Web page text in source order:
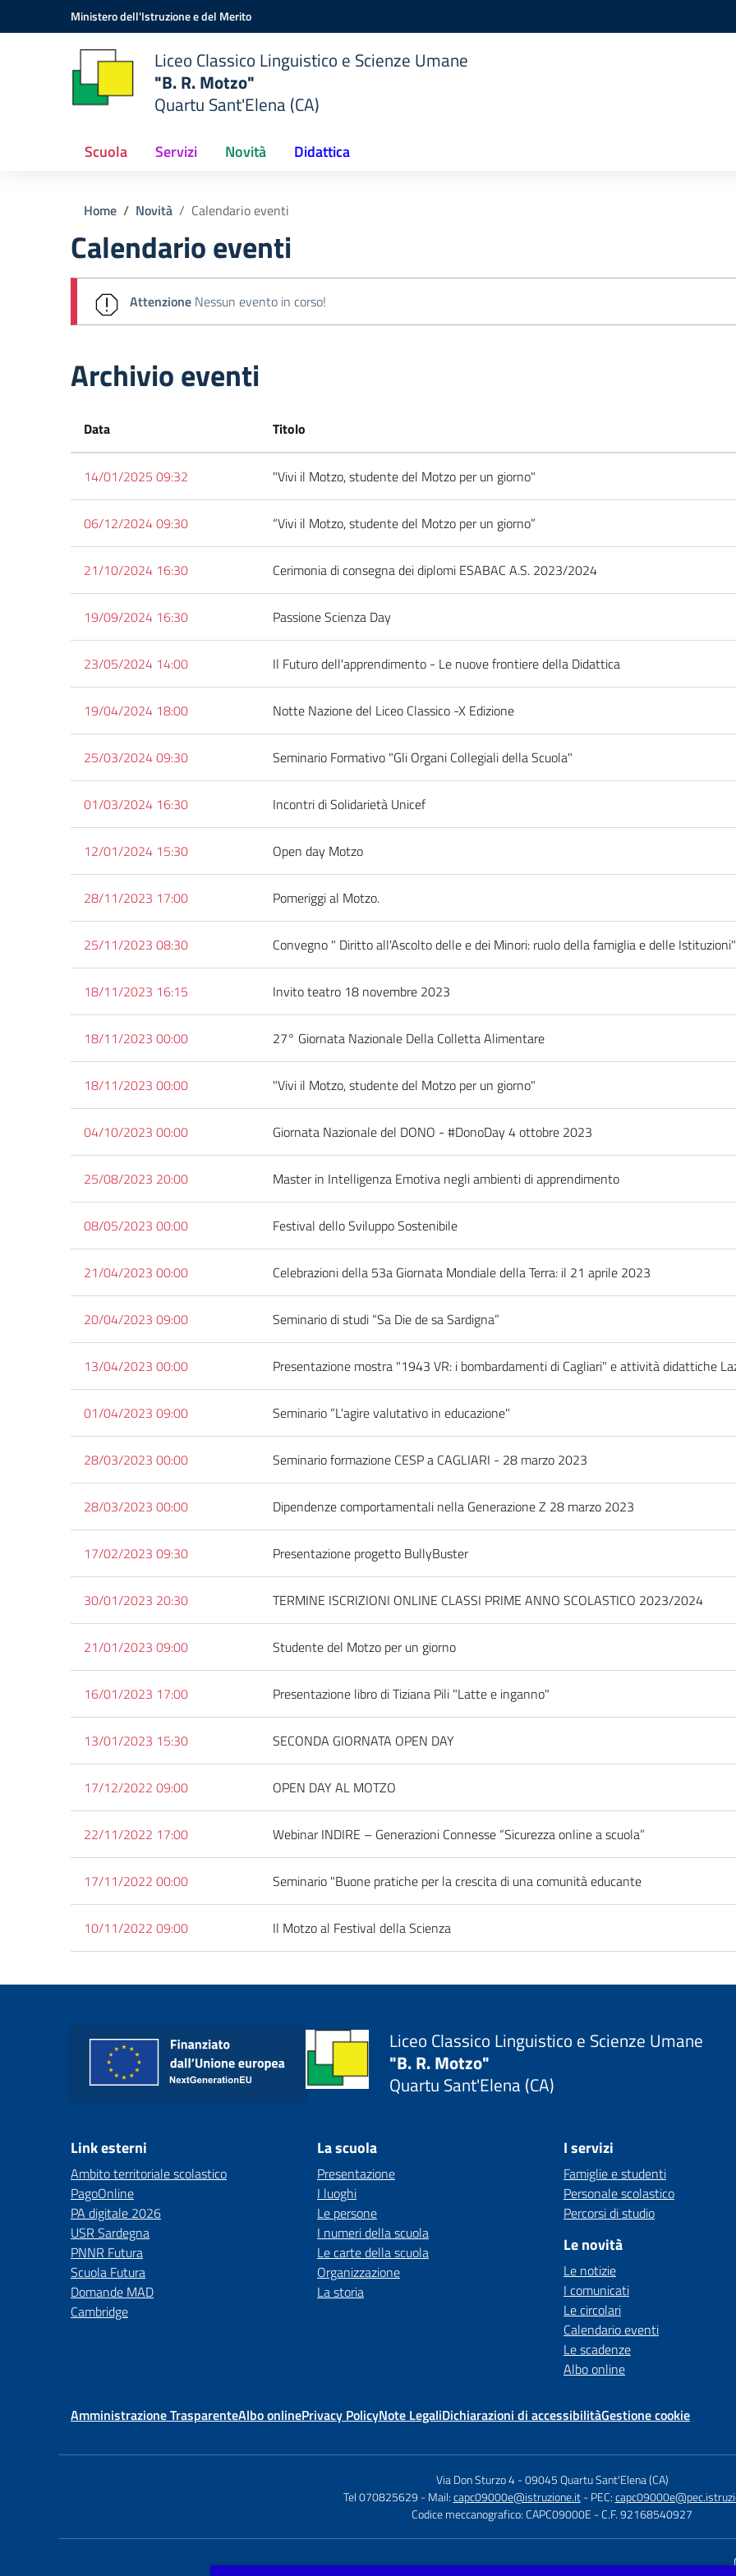
Vai ai contenuti
Vai al menu di navigazioneMinistero dell'Istruzione e del Merito
Liceo Classico Linguistico e Scienze Umane
"B. R. Motzo"
Quartu Sant'Elena (CA)
Scuola Servizi Novità Didattica
Home Novità Calendario eventi
Calendario eventi
Attenzione Nessun evento in corso!
Archivio eventi
Data Titolo
14/01/2025 09:32 "Vivi il Motzo, studente del Motzo per un giorno"
06/12/2024 09:30 “Vivi il Motzo, studente del Motzo per un giorno”
21/10/2024 16:30 Cerimonia di consegna dei diplomi ESABAC A.S. 2023/2024
19/09/2024 16:30 Passione Scienza Day
23/05/2024 14:00 Il Futuro dell'apprendimento - Le nuove frontiere della Didattica
19/04/2024 18:00 Notte Nazione del Liceo Classico -X Edizione
25/03/2024 09:30 Seminario Formativo "Gli Organi Collegiali della Scuola"
01/03/2024 16:30 Incontri di Solidarietà Unicef
12/01/2024 15:30 Open day Motzo
28/11/2023 17:00 Pomeriggi al Motzo.
25/11/2023 08:30 Convegno " Diritto all'Ascolto delle e dei Minori: ruolo della famiglia e delle Istituzioni"
18/11/2023 16:15 Invito teatro 18 novembre 2023
18/11/2023 00:00 27° Giornata Nazionale Della Colletta Alimentare
18/11/2023 00:00 "Vivi il Motzo, studente del Motzo per un giorno"
04/10/2023 00:00 Giornata Nazionale del DONO - #DonoDay 4 ottobre 2023
25/08/2023 20:00 Master in Intelligenza Emotiva negli ambienti di apprendimento
08/05/2023 00:00 Festival dello Sviluppo Sostenibile
21/04/2023 00:00 Celebrazioni della 53a Giornata Mondiale della Terra: il 21 aprile 2023
20/04/2023 09:00 Seminario di studi “Sa Die de sa Sardigna”
13/04/2023 00:00 Presentazione mostra "1943 VR: i bombardamenti di Cagliari" e attività didattiche
01/04/2023 09:00 Seminario “L'agire valutativo in educazione"
28/03/2023 00:00 Seminario formazione CESP a CAGLIARI - 28 marzo 2023
28/03/2023 00:00 Dipendenze comportamentali nella Generazione Z 28 marzo 2023
17/02/2023 09:30 Presentazione progetto BullyBuster
30/01/2023 20:30 TERMINE ISCRIZIONI ONLINE CLASSI PRIME ANNO SCOLASTICO 2023/2024
21/01/2023 09:00 Studente del Motzo per un giorno
16/01/2023 17:00 Presentazione libro di Tiziana Pili "Latte e inganno"
13/01/2023 15:30 SECONDA GIORNATA OPEN DAY
17/12/2022 09:00 OPEN DAY AL MOTZO
22/11/2022 17:00 Webinar INDIRE – Generazioni Connesse “Sicurezza online a scuola”
17/11/2022 00:00 Seminario "Buone pratiche per la crescita di una comunità educante
10/11/2022 09:00 Il Motzo al Festival della Scienza
Liceo Classico Linguistico e Scienze Umane
"B. R. Motzo"
Quartu Sant'Elena (CA)
Link esterni
Ambito territoriale scolastico
PagoOnline
PA digitale 2026
USR Sardegna
PNNR Futura
Scuola Futura
Domande MAD
Cambridge
La scuola
Presentazione
I luoghi
Le persone
I numeri della scuola
Le carte della scuola
Organizzazione
La storia
I servizi
Famiglie e studenti
Personale scolastico
Percorsi di studio
Le novità
Le notizie
I comunicati
Le circolari
Calendario eventi
Le scadenze
Albo online
Amministrazione TrasparenteAlbo onlinePrivacy PolicyNote LegaliDichiarazioni di accessibilitàGestione cookie
Via Don Sturzo 4 -09045 Quartu Sant'Elena (CA)
Tel 070825629 - Mail:capc09000e@istruzione.it - PEC:
Codice meccanografico: CAPC09000E - C.F. 92168540927